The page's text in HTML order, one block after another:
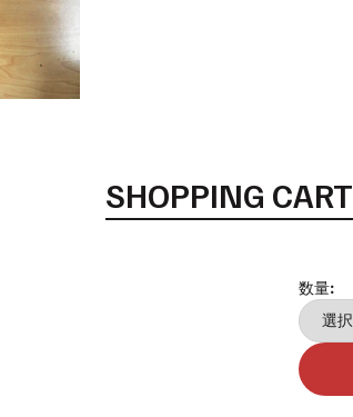
SHOPPING CART
数量: